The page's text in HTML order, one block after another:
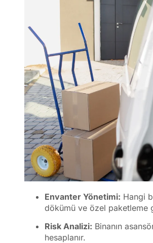
Envanter Yönetimi: Hangi
dökümü ve özel paketleme
Risk Analizi: Binanın
hesaplanır.